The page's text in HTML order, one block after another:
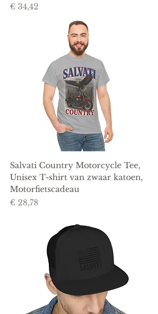
Prijs
€ 34,42
Salvati Country Motorcycle Tee,
Unisex T-shirt van zwaar katoen,
Motorfietscadeau
Prijs
€ 28,78